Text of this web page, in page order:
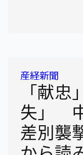
産経新聞
「献
失」
差別襲